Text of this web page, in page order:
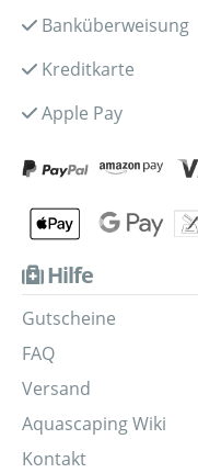
Banküberweisung
Kreditkarte
Apple Pay
Hilfe
Gutscheine
FAQ
Versand
Aquascaping Wiki
Kontakt